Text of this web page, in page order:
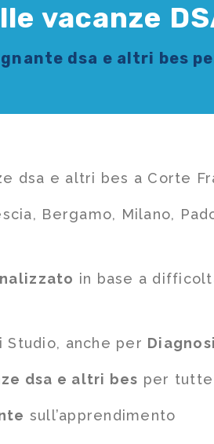
vacanze
dsa e altri bes
dsa e altri bes a Corte
Bergamo, Milano,
in base a
Studio, anche per
dsa e altri bes per tutte
sull’apprendimento